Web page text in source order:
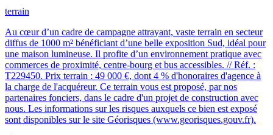
terrain
Au cœur d’un cadre de campagne attrayant, vaste terrain en secteur
diffus de 1000 m² bénéficiant d’une belle exposition Sud, idéal pour
une maison lumineuse. Il profite d’un environnement pratique avec
commerces de proximité, centre-bourg et bus accessibles. // Réf. :
T229450. Prix terrain : 49 000 €, dont 4 % d'honoraires d'agence à
la charge de l'acquéreur. Ce terrain vous est proposé, par nos
partenaires fonciers, dans le cadre d'un projet de construction avec
nous. Les informations sur les risques auxquels ce bien est exposé
sont disponibles sur le site Géorisques (www.georisques.gouv.fr).